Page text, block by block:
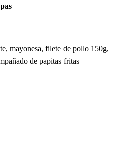
mayonesa, filete de pollo 150g,
de papitas fritas